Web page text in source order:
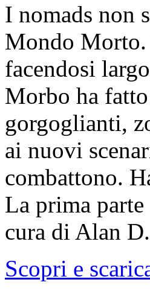
I nomads non
Mondo Morto.
facendosi
Morbo ha
gorgoglianti,
ai nuovi
combattono.
La prima
cura di Alan
Scopri e